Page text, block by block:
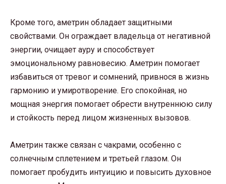
Кроме того, аметрин обладает защитными
свойствами. Он ограждает владельца от негативной
энергии, очищает ауру и способствует
эмоциональному равновесию. Аметрин помогает
избавиться от тревог и сомнений, привнося в жизнь
гармонию и умиротворение. Его спокойная, но
мощная энергия помогает обрести внутреннюю силу
и стойкость перед лицом жизненных вызовов.
Аметрин также связан с чакрами, особенно с
солнечным сплетением и третьей глазом. Он
помогает пробудить интуицию и повысить духовное